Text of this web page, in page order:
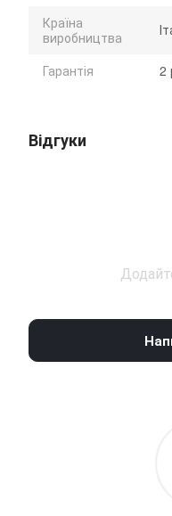
Країна
виробництва
Гарантія 2
Відгуки